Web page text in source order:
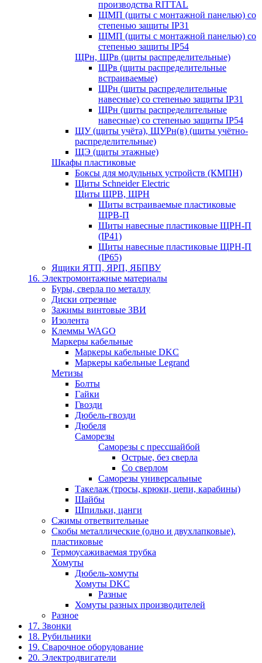
производства RITTAL
ЩМП (щиты с монтажной панелью) со
степенью защиты IP31
ЩМП (щиты с монтажной панелью) со
степенью защиты IP54
ЩРн, ЩРв (щиты распределительные)
ЩРв (щиты распределительные
встраиваемые)
ЩРн (щиты распределительные
навесные) со степенью защиты IP31
ЩРн (щиты распределительные
навесные) со степенью защиты IP54
ЩУ (щиты учёта), ЩУРн(в) (щиты учётно-
распределительные)
ЩЭ (щиты этажные)
Шкафы пластиковые
Боксы для модульных устройств (КМПН)
Щиты Schneider Electric
Щиты ЩРВ, ЩРН
Щиты встраиваемые пластиковые
ЩРВ-П
Щиты навесные пластиковые ЩРН-П
(IP41)
Щиты навесные пластиковые ЩРН-П
(IP65)
Ящики ЯТП, ЯРП, ЯБПВУ
16. Электромонтажные материалы
Буры, сверла по металлу
Диски отрезные
Зажимы винтовые ЗВИ
Изолента
Клеммы WAGO
Маркеры кабельные
Маркеры кабельные DKC
Маркеры кабельные Legrand
Метизы
Болты
Гайки
Гвозди
Дюбель-гвозди
Дюбеля
Саморезы
Саморезы с прессшайбой
Острые, без сверла
Со сверлом
Саморезы универсальные
Такелаж (тросы, крюки, цепи, карабины)
Шайбы
Шпильки, цанги
Сжимы ответвительные
Скобы металлические (одно и двухлапковые),
пластиковые
Термоусаживаемая трубка
Хомуты
Дюбель-хомуты
Хомуты DKC
Разные
Хомуты разных производителей
Разное
17. Звонки
18. Рубильники
19. Сварочное оборудование
20. Электродвигатели